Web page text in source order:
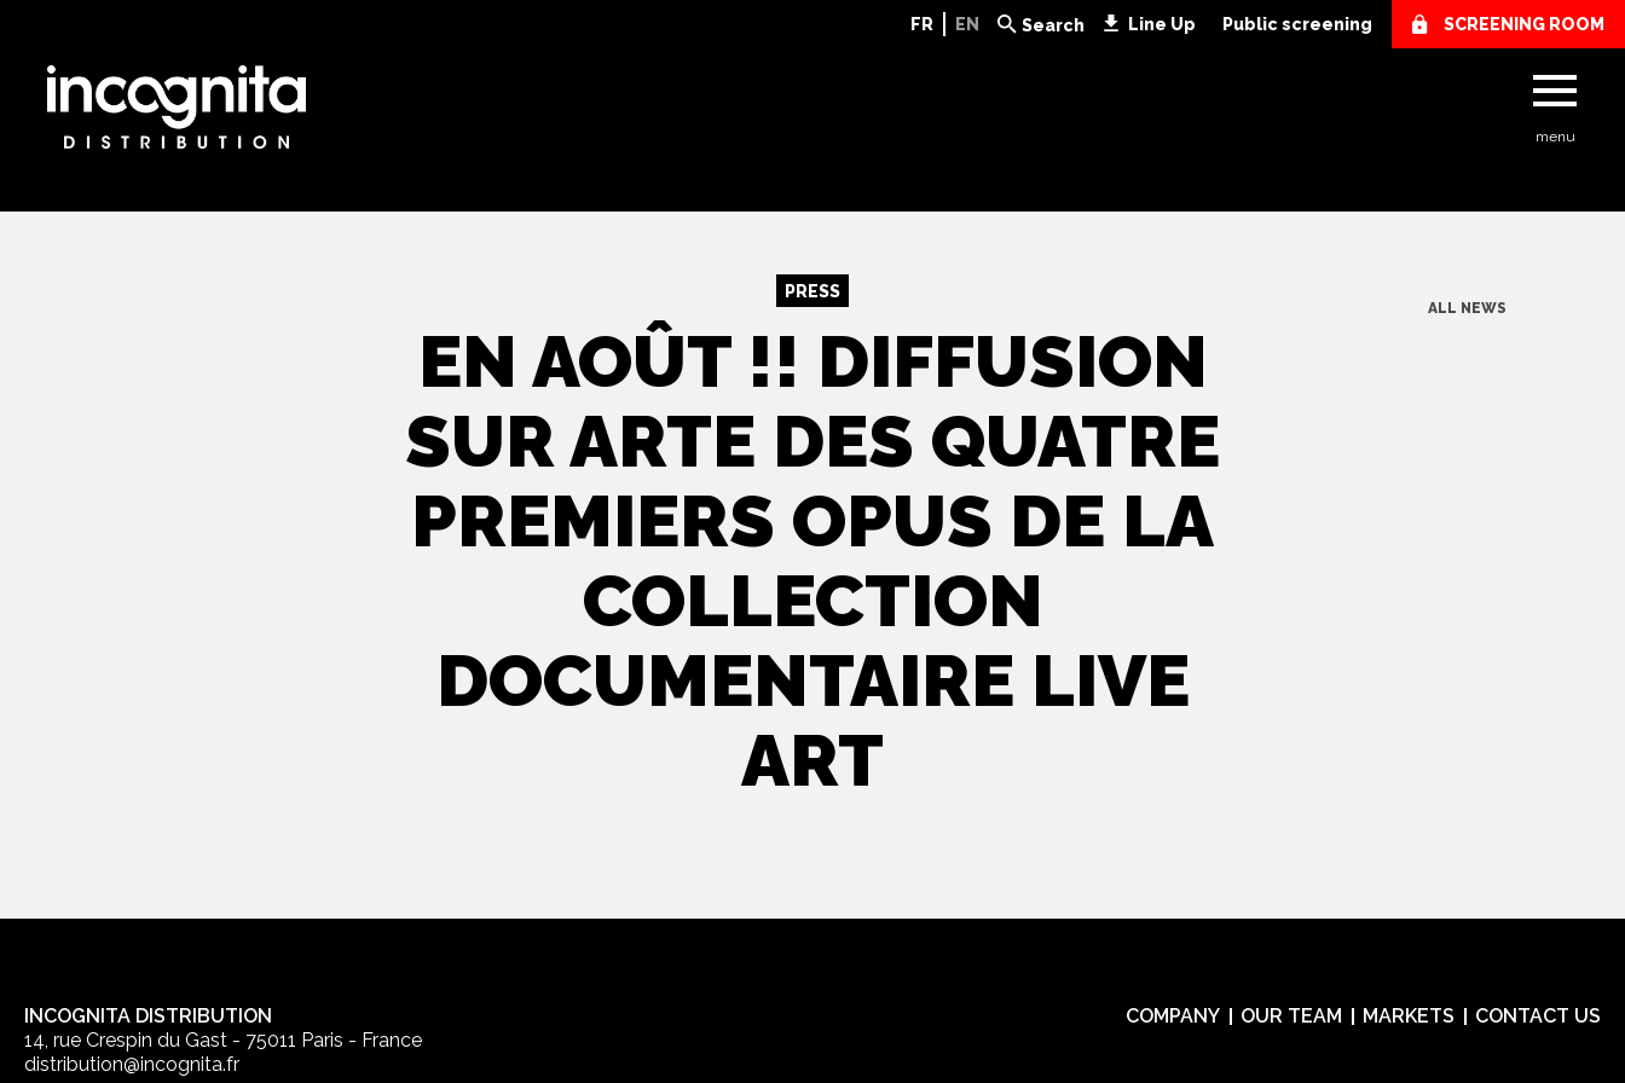
menu
FR EN Search Line Up Public screening SCREENING ROOM
ALL NEWS
PRESS
EN AOÛT !! DIFFUSION
SUR ARTE DES QUATRE
PREMIERS OPUS DE LA
COLLECTION
DOCUMENTAIRE LIVE
ART
INCOGNITA DISTRIBUTION
14, rue Crespin du Gast - 75011 Paris - France
distribution@incognita.fr
COMPANY OUR TEAM MARKETS CONTACT US